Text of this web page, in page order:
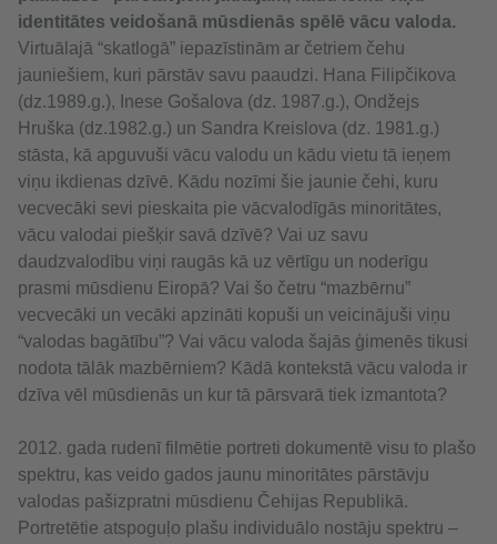
identitātes veidošanā mūsdienās spēlē vācu valoda.
Virtuālajā “skatlogā” iepazīstinām ar četriem čehu
jauniešiem, kuri pārstāv savu paaudzi. Hana Filipčikova
(dz.1989.g.), Inese Gošalova (dz. 1987.g.), Ondžejs
Hruška (dz.1982.g.) un Sandra Kreislova (dz. 1981.g.)
stāsta, kā apguvuši vācu valodu un kādu vietu tā ieņem
viņu ikdienas dzīvē. Kādu nozīmi šie jaunie čehi, kuru
vecvecāki sevi pieskaita pie vācvalodīgās minoritātes,
vācu valodai piešķir savā dzīvē? Vai uz savu
daudzvalodību viņi raugās kā uz vērtīgu un noderīgu
prasmi mūsdienu Eiropā? Vai šo četru “mazbērnu”
vecvecāki un vecāki apzināti kopuši un veicinājuši viņu
“valodas bagātību”? Vai vācu valoda šajās ģimenēs tikusi
nodota tālāk mazbērniem? Kādā kontekstā vācu valoda ir
dzīva vēl mūsdienās un kur tā pārsvarā tiek izmantota?
2012. gada rudenī filmētie portreti dokumentē visu to plašo
spektru, kas veido gados jaunu minoritātes pārstāvju
valodas pašizpratni mūsdienu Čehijas Republikā.
Portretētie atspoguļo plašu individuālo nostāju spektru –